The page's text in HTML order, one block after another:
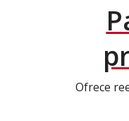
Ofrece